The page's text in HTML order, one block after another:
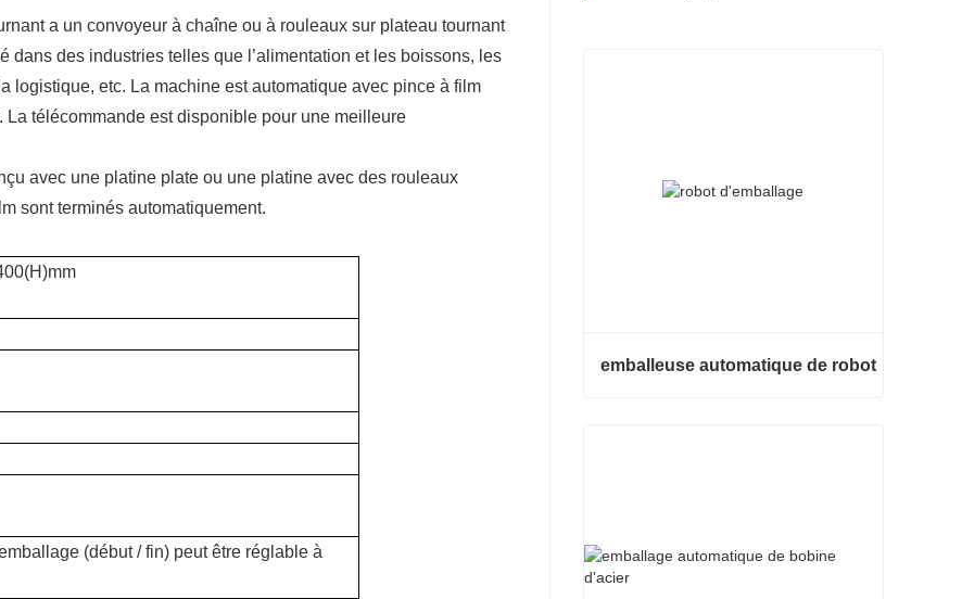
a un convoyeur à chaîne ou à rouleaux sur plateau tournant
dans des industries telles que l’alimentation et les boissons, les
logistique, etc. La machine est automatique avec pince à film
télécommande est disponible pour une meilleure
avec une platine plate ou une platine avec des rouleaux
sont terminés automatiquement.
(début / fin) peut être réglable à
emballeuse automatique de robot